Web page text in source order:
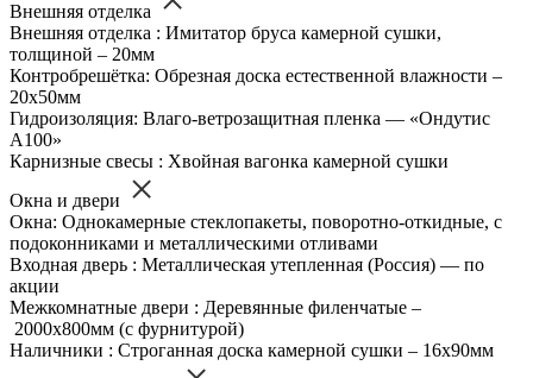
Внешняя отделка
Внешняя отделка : Имитатор бруса камерной сушки,
толщиной – 20мм
Контробрешётка: Обрезная доска естественной влажности –
20х50мм
Гидроизоляция: Влаго-ветрозащитная пленка — «Ондутис
А100»
Карнизные свесы : Хвойная вагонка камерной сушки
Окна и двери
Окна: Однокамерные стеклопакеты, поворотно-откидные, с
подоконниками и металлическими отливами
Входная дверь : Металлическая утепленная (Россия) — по
акции
Межкомнатные двери : Деревянные филенчатые –
2000х800мм (с фурнитурой)
Наличники : Строганная доска камерной сушки – 16х90мм